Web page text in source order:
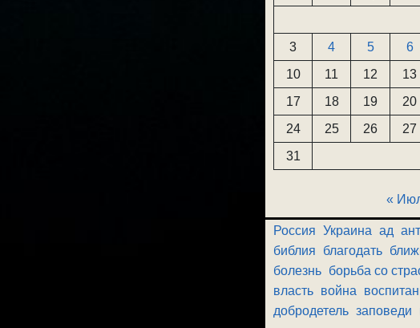
3
4 5 6
10
11 12 13
17
18 19 20
24
25 26 27
31
«
Россия Украина ад
библия
благодать
болезнь борьба со
власть война
добродетель заповеди